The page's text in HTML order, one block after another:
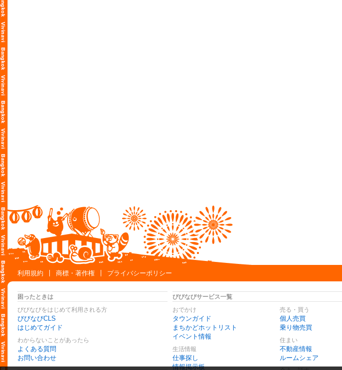
利用規約
商標・著作権 プライバシーポリシー
困ったときは
びびなびをはじめて利用される方
びびなびCLS
はじめてガイド
わからないことがあったら
よくある質問
お問い合わせ
びびなびサービス一覧
おでかけ
タウンガイド
まちかどホットリスト
イベント情報
生活情報
仕事探し
情報掲示板
売る・買う
個人売買
乗り物売買
住まい
不動産情報
ルームシェア